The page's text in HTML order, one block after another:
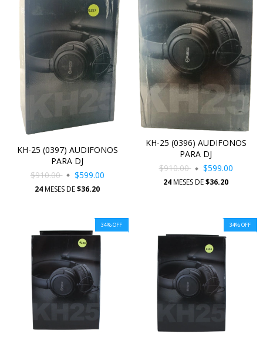
KH-25 (0397) AUDIFONOS
PARA DJ
$910.00
$599.00
24MESES DE$36.20
KH-25 (0396) AUDIFONOS
PARA DJ
$910.00
$599.00
24MESES DE$36.20
34%OFF 34%OFF